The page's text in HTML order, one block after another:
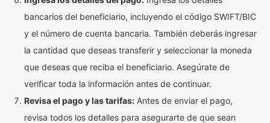
bancarios del beneficiario, incluyendo el código SWIFT/BIC
y el número de cuenta bancaria. También deberás ingresar
la cantidad que deseas transferir y seleccionar la moneda
que deseas que reciba el beneficiario. Asegúrate de
verificar toda la información antes de continuar.
Revisa el pago y las tarifas: Antes de enviar el pago,
revisa todos los detalles para asegurarte de que sean